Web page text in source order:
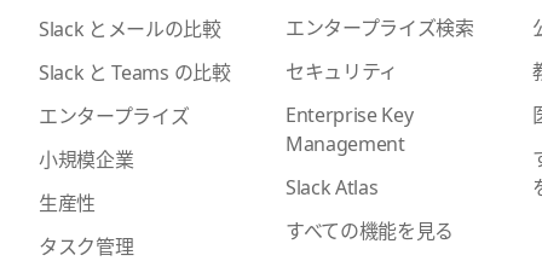
Slack とメールの比較
Slack と Teams の比較
エンタープライズ
小規模企業
生産性
タスク管理
エンタープライズ検索
セキュリティ
Enterprise Key
Management
Slack Atlas
すべての機能を見る